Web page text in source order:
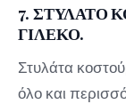
7. ΣΤΥΛΑΤΟ
ΓΙΛΕΚΟ.
Στυλάτα
όλο και